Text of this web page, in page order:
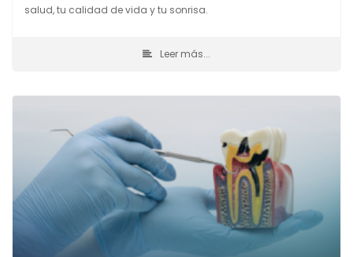
salud, tu calidad de vida y tu sonrisa.
Leer más...